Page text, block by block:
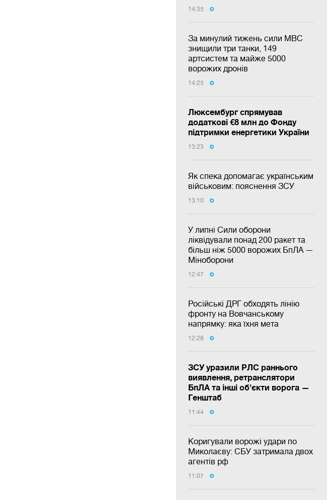
14:35
За минулий тижень сили МВС
знищили три танки, 149
артсистем та майже 5000
ворожих дронів
14:25
Люксембург спрямував
додаткові €8 млн до Фонду
підтримки енергетики України
13:23
Як спека допомагає українським
військовим: пояснення ЗСУ
13:10
У липні Сили оборони
ліквідували понад 200 ракет та
більш ніж 5000 ворожих БпЛА —
Міноборони
12:47
Російські ДРГ обходять лінію
фронту на Вовчанському
напрямку: яка їхня мета
12:28
ЗСУ уразили РЛС раннього
виявлення, ретранслятори
БпЛА та інші об'єкти ворога —
Генштаб
11:44
Коригували ворожі удари по
Миколаєву: СБУ затримала двох
агентів рф
11:07